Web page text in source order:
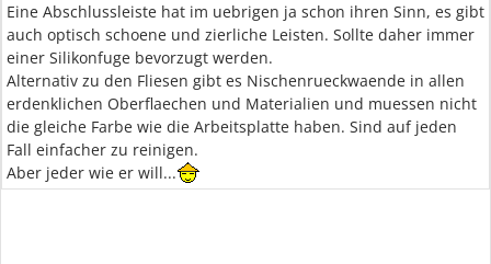
Eine Abschlussleiste hat im uebrigen ja schon ihren Sinn, es gibt
auch optisch schoene und zierliche Leisten. Sollte daher immer
einer Silikonfuge bevorzugt werden.
Alternativ zu den Fliesen gibt es Nischenrueckwaende in allen
erdenklichen Oberflaechen und Materialien und muessen nicht
die gleiche Farbe wie die Arbeitsplatte haben. Sind auf jeden
Fall einfacher zu reinigen.
Aber jeder wie er will...